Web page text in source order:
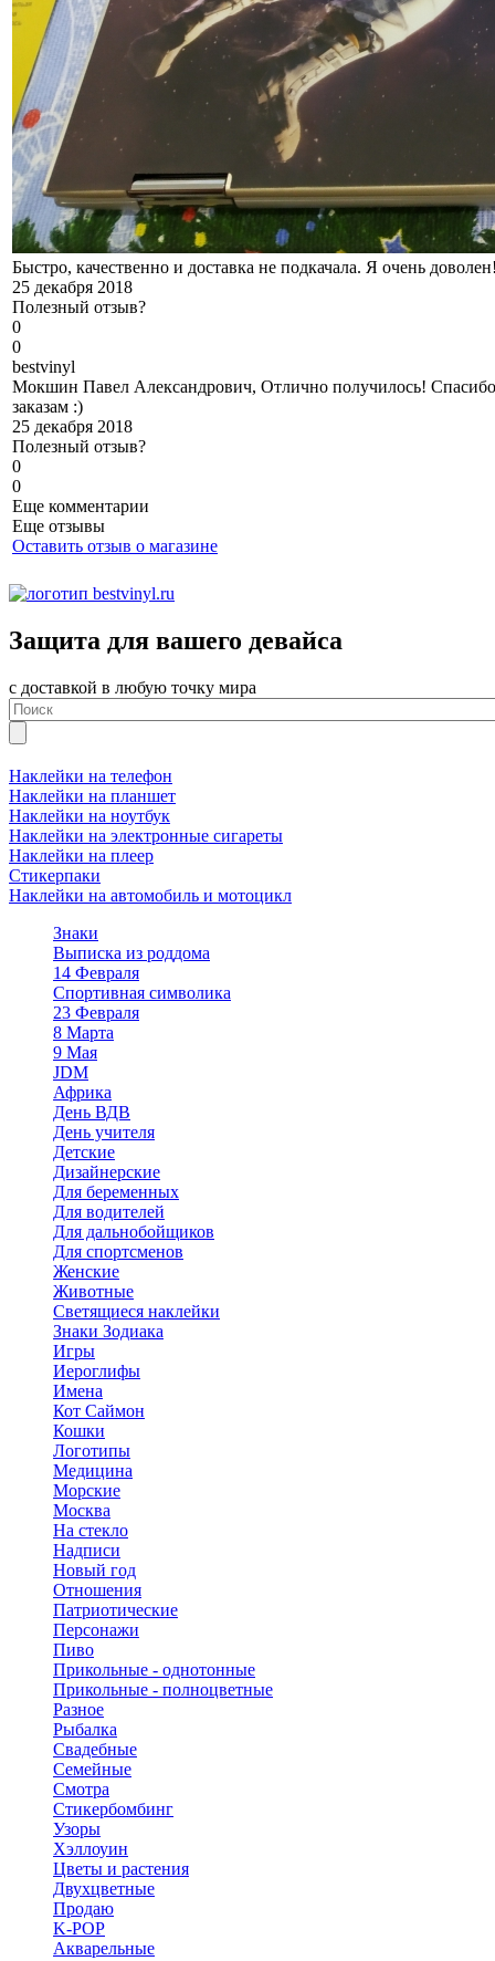
Быстро, качественно и доставка не подкачала. Я очень
25 декабря 2018
Полезный отзыв?
0
0
bestvinyl
Мокшин Павел Александрович, Отлично получилось!
заказам :)
25 декабря 2018
Полезный отзыв?
0
0
Еще комментарии
Еще отзывы
Оставить отзыв о магазине
Защита для вашего девайса
с доставкой в любую точку мира
Наклейки на телефон
Наклейки на планшет
Наклейки на ноутбук
Наклейки на электронные сигареты
Наклейки на плеер
Стикерпаки
Наклейки на автомобиль и мотоцикл
Знаки
Выписка из роддома
14 Февраля
Спортивная символика
23 Февраля
8 Марта
9 Мая
JDM
Африка
День ВДВ
День учителя
Детские
Дизайнерские
Для беременных
Для водителей
Для дальнобойщиков
Для спортсменов
Женские
Животные
Светящиеся наклейки
Знаки Зодиака
Игры
Иероглифы
Имена
Кот Саймон
Кошки
Логотипы
Медицина
Морские
Москва
На стекло
Надписи
Новый год
Отношения
Патриотические
Персонажи
Пиво
Прикольные - однотонные
Прикольные - полноцветные
Разное
Рыбалка
Свадебные
Семейные
Смотра
Стикербомбинг
Узоры
Хэллоуин
Цветы и растения
Двухцветные
Продаю
K-POP
Акварельные